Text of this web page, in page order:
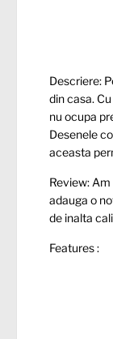
Descriere:
din casa.
nu ocupa
Desenele
aceasta
Review:
adauga o
de inalta
Features :